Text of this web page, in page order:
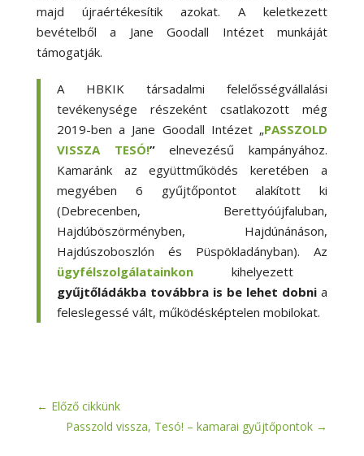
majd újraértékesítik azokat. A keletkezett
bevételből a Jane Goodall Intézet munkáját
támogatják.
A HBKIK társadalmi felelősségvállalási
tevékenysége részeként csatlakozott még
2019-ben a Jane Goodall Intézet „PASSZOLD
VISSZA TESÓ!”elnevezésű kampányához.
Kamaránk az együttműködés keretében a
megyében 6 gyűjtőpontot alakított ki
(Debrecenben, Berettyóújfaluban,
Hajdúböszörményben, Hajdúnánáson,
Hajdúszoboszlón és Püspökladányban). Az
ügyfélszolgálatainkon
kihelyezett
gyűjtőládákba továbbra is be lehet dobni a
feleslegessé vált, működésképtelen mobilokat.
← Előző cikkünk
Passzold vissza, Tesó! – kamarai gyűjtőpontok →